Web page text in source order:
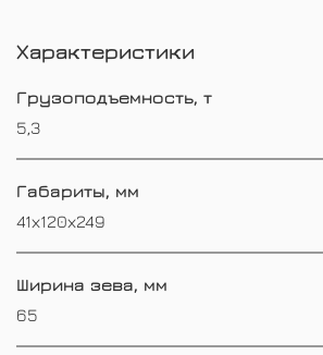
Характеристики
Грузоподъемность, т
5,3
Габариты, мм
41х120х249
Ширина зева, мм
65